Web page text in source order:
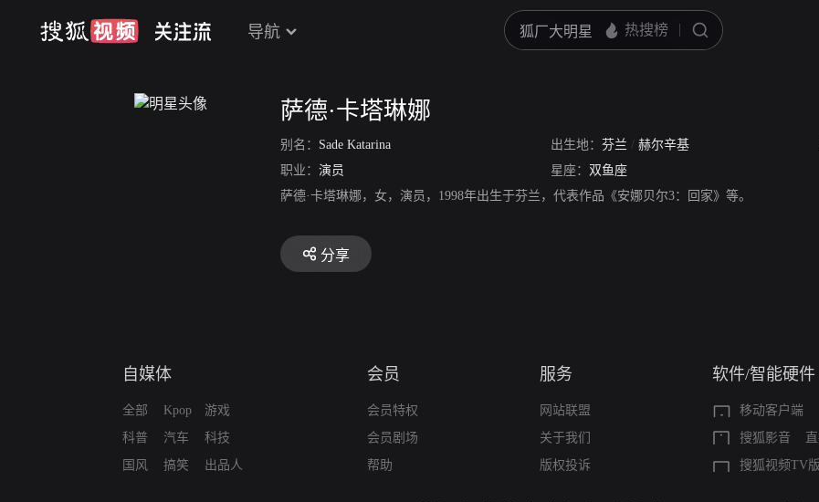
导航
萨德·卡塔琳娜
别名： Sade Katarina 出生地： 芬兰 / 赫尔辛基
职业： 演员 星座： 双鱼座
萨德·卡塔琳娜，女，演员，1998年出生于芬兰，代表作品《安娜贝尔3：回家》等。
分享
自媒体
全部
科普
国风
Kpop
汽车
搞笑
游戏
科技
出品人
会员
会员特权
会员剧场
帮助
服务
网站联盟
关于我们
版权投诉
软件/智能硬件
移动客户端
搜狐影音
搜狐视频TV版